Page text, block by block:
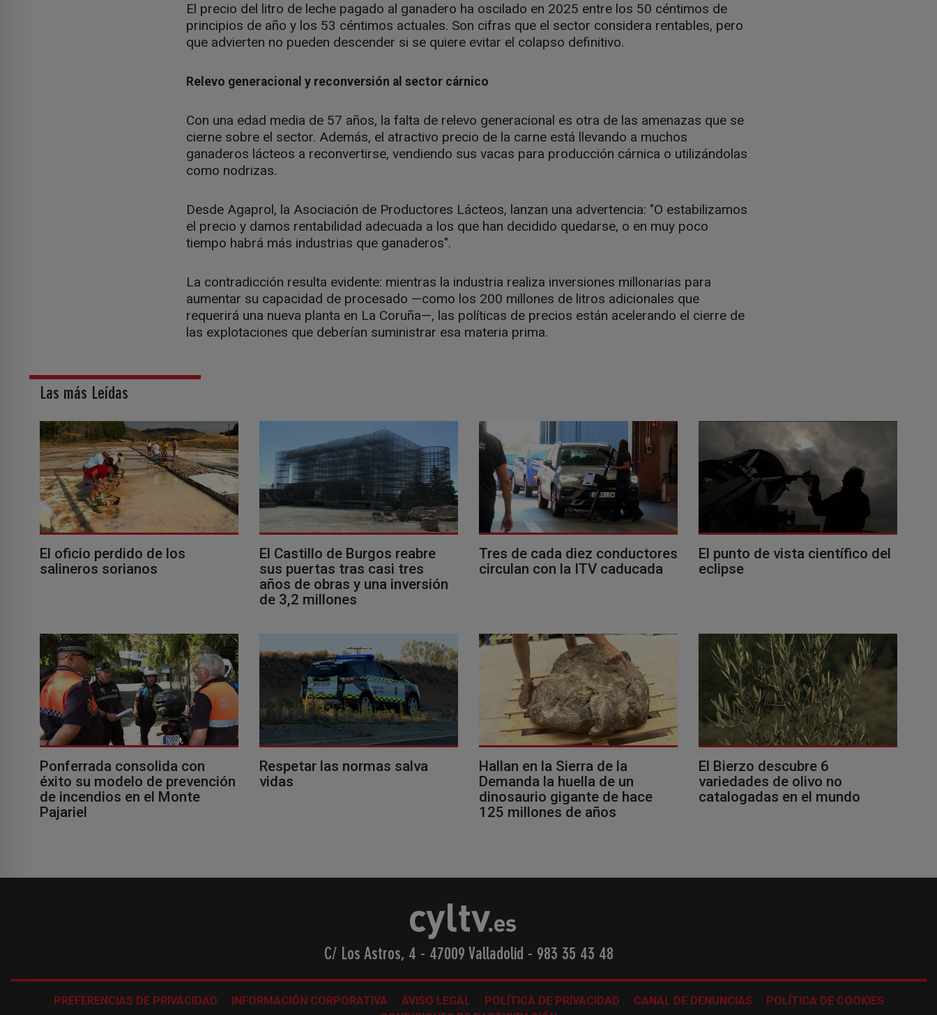
El precio del litro de leche pagado al ganadero ha oscilado en 2025 entre los 50 céntimos de
principios de año y los 53 céntimos actuales. Son cifras que el sector considera rentables, pero
que advierten no pueden descender si se quiere evitar el colapso definitivo.
Relevo generacional y reconversión al sector cárnico
Con una edad media de 57 años, la falta de relevo generacional es otra de las amenazas que se
cierne sobre el sector. Además, el atractivo precio de la carne está llevando a muchos
ganaderos lácteos a reconvertirse, vendiendo sus vacas para producción cárnica o utilizándolas
como nodrizas.
Desde Agaprol, la Asociación de Productores Lácteos, lanzan una advertencia: "O estabilizamos
el precio y damos rentabilidad adecuada a los que han decidido quedarse, o en muy poco
tiempo habrá más industrias que ganaderos".
La contradicción resulta evidente: mientras la industria realiza inversiones millonarias para
aumentar su capacidad de procesado —como los 200 millones de litros adicionales que
requerirá una nueva planta en La Coruña—, las políticas de precios están acelerando el cierre de
las explotaciones que deberían suministrar esa materia prima.
Las más Leídas
El oficio perdido de los
salineros sorianos
El Castillo de Burgos reabre
sus puertas tras casi tres
años de obras y una inversión
de 3,2 millones
Tres de cada diez conductores
circulan con la ITV caducada
El punto de vista científico del
eclipse
Ponferrada consolida con
éxito su modelo de prevención
de incendios en el Monte
Pajariel
Respetar las normas salva
vidas
Hallan en la Sierra de la
Demanda la huella de un
dinosaurio gigante de hace
125 millones de años
El Bierzo descubre 6
variedades de olivo no
catalogadas en el mundo
C/ Los Astros, 4 - 47009 Valladolid - 983 35 43 48
PREFERENCIAS DE PRIVACIDAD INFORMACIÓN CORPORATIVA AVISO LEGAL POLÍTICA DE PRIVACIDAD CANAL DE DENUNCIAS
POLÍTICA DE COOKIES